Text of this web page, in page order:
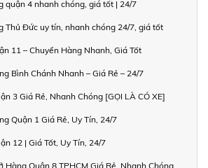
quận 4 nhanh chóng, giá tốt | 24/7
Thủ Đức uy tín, nhanh chóng 24/7, giá tốt
11 – Chuyển Hàng Nhanh, Giá Tốt
Bình Chánh Nhanh – Giá Rẻ – 24/7
3 Giá Rẻ, Nhanh Chóng [GỌI LÀ CÓ XE]
Quận 1 Giá Rẻ, Uy Tín, 24/7
12 | Giá Tốt, Uy Tín, 24/7
Hàng Quận 8 TPHCM Giá Rẻ, Nhanh Chóng,